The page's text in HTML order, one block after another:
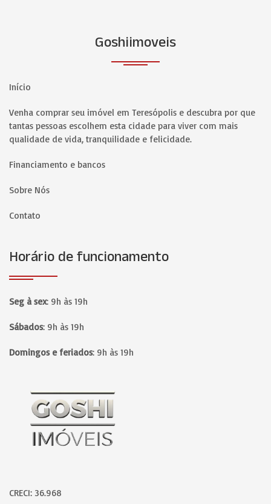
Goshiimoveis
Início
Venha comprar seu imóvel em Teresópolis e descubra por que
tantas pessoas escolhem esta cidade para viver com mais
qualidade de vida, tranquilidade e felicidade.
Financiamento e bancos
Sobre Nós
Contato
Horário de funcionamento
Seg à sex: 9h às 19h
Sábados: 9h às 19h
Domingos e feriados: 9h às 19h
Página inicial
CRECI: 36.968